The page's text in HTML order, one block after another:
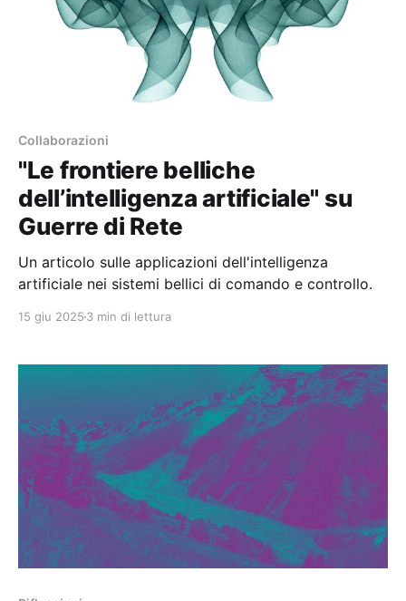
Collaborazioni
"Le frontiere belliche
dell’intelligenza artificiale" su
Guerre di Rete
Un articolo sulle applicazioni dell'intelligenza
artificiale nei sistemi bellici di comando e controllo.
15 giu 2025 3 min di lettura